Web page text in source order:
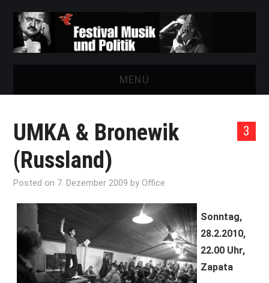
MENU
FESTIVAL
NEWS
VEREIN
AUSSTELLUNGEN
ARCHIV
3
UMKA & Bronewik
(Russland)
Posted on 7. Dezember 2009 byOffice
Sonntag,
28.2.2010,
22.00 Uhr,
Zapata